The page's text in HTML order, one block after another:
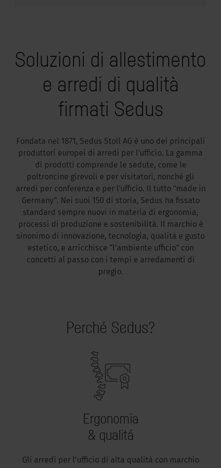
Soluzioni di allestimento
e arredi di qualità
firmati Sedus
Fondata nel 1871, Sedus Stoll AG è uno dei principali
produttori europei di arredi per l'ufficio. La gamma
di prodotti comprende le sedute, come le
poltroncine girevoli e per visitatori, nonché gli
arredi per conferenza e per l'ufficio. Il tutto "made in
Germany". Nei suoi 150 di storia, Sedus ha fissato
standard sempre nuovi in materia di ergonomia,
processi di produzione e sostenibilità. Il marchio è
sinonimo di innovazione, tecnologia, qualità e gusto
estetico, e arricchisce “l’ambiente ufficio" con
concetti al passo con i tempi e arredamenti di
pregio.
Perché Sedus?
Ergonomia
& qualitá
Gli arredi per l’ufficio di alta qualità con marchio